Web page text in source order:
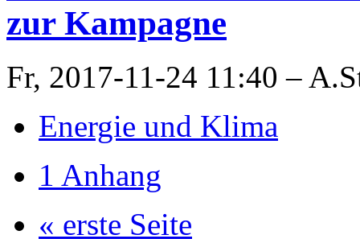
zur Kampagne
Fr, 2017-11-24 11:40 –
Energie und Klima
1 Anhang
« erste Seite